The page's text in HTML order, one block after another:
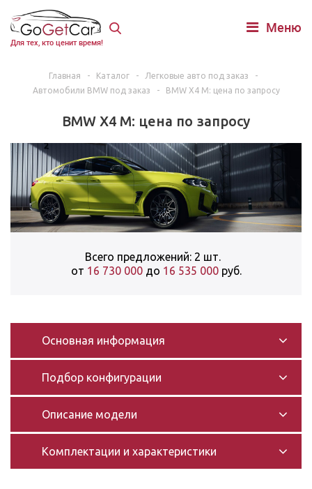
Для тех, кто ценит время!
Меню
Главная - Каталог - Легковые авто под заказ
-
Автомобили BMW под заказ
- BMW X4 M: цена по запросу
BMW X4 M: цена по запросу
Всего предложений: 2 шт.
от 16 730 000 до 16 535 000 руб.
Основная информация
Подбор конфигурации
Описание модели
Комплектации и характеристики